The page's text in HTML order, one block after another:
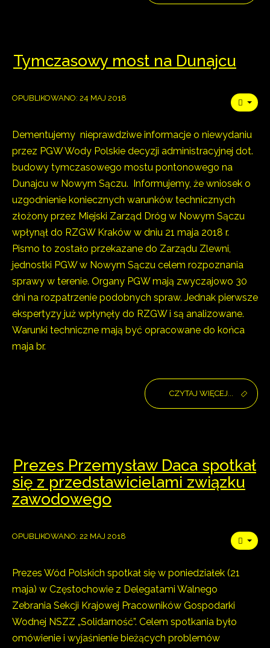
Tymczasowy most na Dunajcu
OPUBLIKOWANO: 24 MAJ 2018
Dementujemy nieprawdziwe informacje o niewydaniu
przez PGW Wody Polskie decyzji administracyjnej dot.
budowy tymczasowego mostu pontonowego na
Dunajcu w Nowym Sączu. Informujemy, że wniosek o
uzgodnienie koniecznych warunków technicznych
złożony przez Miejski Zarząd Dróg w Nowym Sączu
wpłynął do RZGW Kraków w dniu 21 maja 2018 r.
Pismo to zostało przekazane do Zarządu Zlewni,
jednostki PGW w Nowym Sączu celem rozpoznania
sprawy w terenie. Organy PGW mają zwyczajowo 30
dni na rozpatrzenie podobnych spraw. Jednak pierwsze
ekspertyzy już wpłynęły do RZGW i są analizowane.
Warunki techniczne mają być opracowane do końca
maja br.
CZYTAJ WIĘCEJ...
Prezes Przemysław Daca spotkał
się z przedstawicielami związku
zawodowego
OPUBLIKOWANO: 22 MAJ 2018
Prezes Wód Polskich spotkał się w poniedziałek (21
maja) w Częstochowie z Delegatami Walnego
Zebrania Sekcji Krajowej Pracowników Gospodarki
Wodnej NSZZ „Solidarność”. Celem spotkania było
omówienie i wyjaśnienie bieżących problemów